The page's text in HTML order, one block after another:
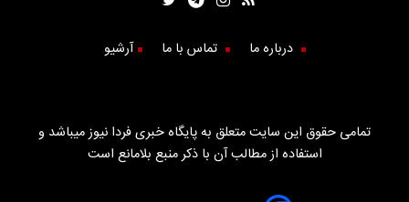
درباره ما تماس با ما آرشیو
تمامی حقوق این سایت متعلق به پایگاه خبری فردا نیوز میباشد و
استفاده از مطالب آن با ذکر منبع بلامانع است